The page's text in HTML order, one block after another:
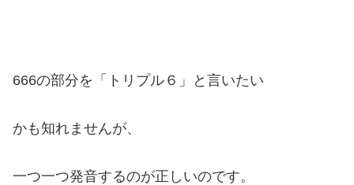
666の部分を「トリプル６」と言いたい
かも知れませんが、
一つ一つ発音するのが正しいのです。